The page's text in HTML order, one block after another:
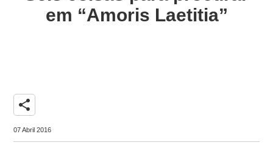
em “Amoris Laetitia”
share
07 Abril 2016